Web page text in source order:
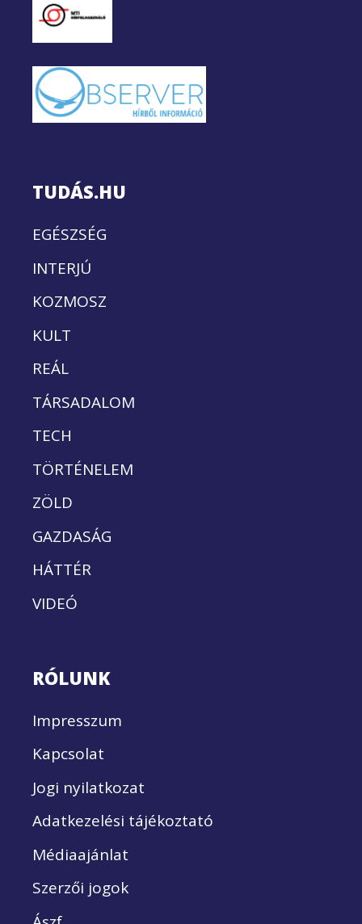
TUDÁS.HU
EGÉSZSÉG
INTERJÚ
KOZMOSZ
KULT
REÁL
TÁRSADALOM
TECH
TÖRTÉNELEM
ZÖLD
GAZDASÁG
HÁTTÉR
VIDEÓ
RÓLUNK
Impresszum
Kapcsolat
Jogi nyilatkozat
Adatkezelési tájékoztató
Médiaajánlat
Szerzői jogok